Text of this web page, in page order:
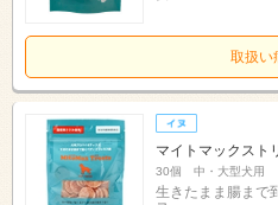
取扱い
マイトマックス
30個 中・大型犬用
生きたまま腸まで